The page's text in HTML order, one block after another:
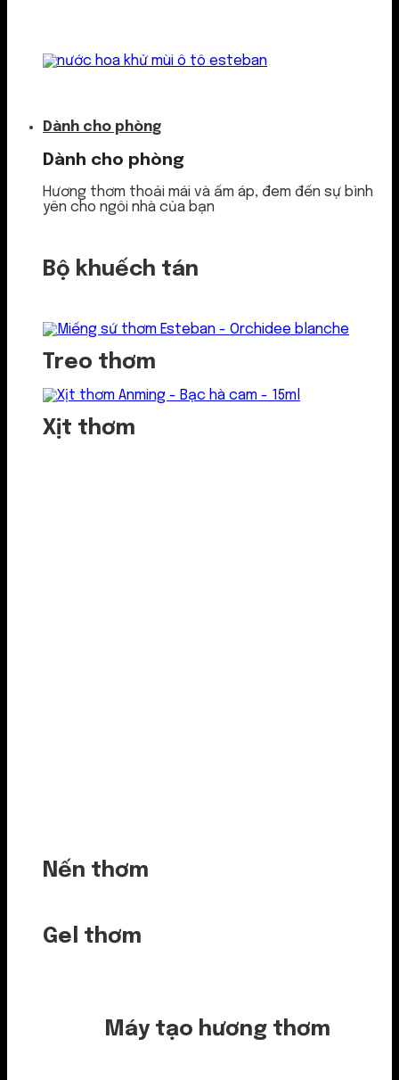
Dành cho phòng
Dành cho phòng
Hương thơm thoải mái và ấm áp, đem đến sự bình
yên cho ngôi nhà của bạn
Bộ khuếch tán
Treo thơm
Xịt thơm
Nến thơm
Gel thơm
Máy tạo hương thơm